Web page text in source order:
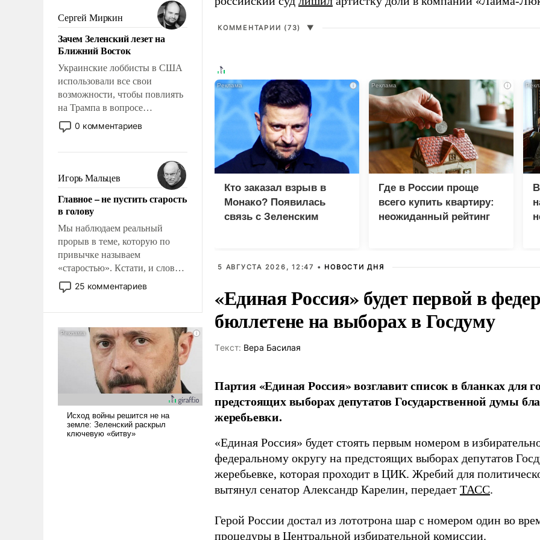
псевдонаучной фантастики,
стало всерьез обсуждаемой
идеей.
Сергей Миркин
Зачем Зеленский лезет на
Ближний Восток
Украинские лоббисты в США
использовали все свои
возможности, чтобы повлиять
на Трампа в вопросе
предоставления вооружений
своим нанимателям. Вероятно,
консультирует Киев, пришла в
голову мысль: хорошо бы
продемонстрировать, что
Украина вступила в
вооруженное противостояние
с Ираном.
0 комментариев
Игорь Мальцев
Главное – не пустить старость
в голову
Мы наблюдаем реальный
прорыв в теме, которую по
привычке называем
«старостью». Кстати, и слово-
то это уже стараются не
использовать – так же, как
что оно уже несет негативные
коннотации.
25 комментариев
КОММЕНТАРИИ (73) ▼
i
Кто заказал взрыв в
Монако? Появилась
связь с Зеленским
i
Где в России проще
всего купить квартиру:
неожиданный рейтинг
5 АВГУСТА 2026, 12:47 • НОВОСТИ ДНЯ
«Единая Россия» будет первой в
бюллетене на выборах в Госдуму
Tекст: Вера Басилая
Партия «Единая Россия» возглавит список в бланках для
предстоящих выборах депутатов Государственной думы
жеребьевки.
«Единая Россия» будет стоять первым номером в
федеральному округу на предстоящих выборах депутатов
жеребьевке, которая проходит в ЦИК. Жребий для
вытянул сенатор Александр Карелин, передает ТАСС.
Герой России достал из лототрона шар с номером один во
процедуры в Центральной избирательной комиссии.